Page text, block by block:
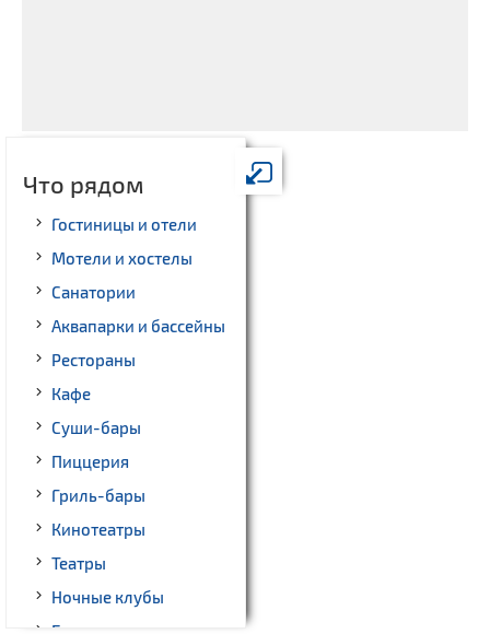
Что рядом
Гостиницы и отели
Мотели и хостелы
Санатории
Аквапарки и бассейны
Рестораны
Кафе
Суши-бары
Пиццерия
Гриль-бары
Кинотеатры
Театры
Ночные клубы